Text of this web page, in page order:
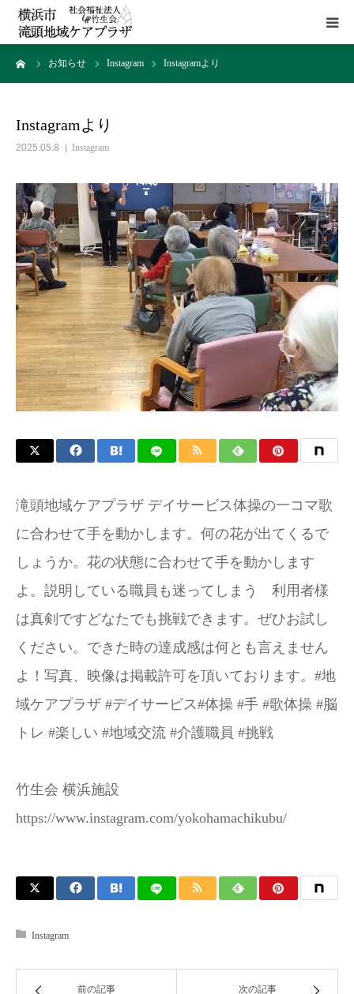
お知らせ Instagram Instagramより
Instagramより
2025.05.8 Instagram
滝頭地域ケアプラザ デイサービス体操の一コマ歌
に合わせて手を動かします。何の花が出てくるで
しょうか。花の状態に合わせて手を動かします
よ。説明している職員も迷ってしまう 利用者様
は真剣ですどなたでも挑戦できます。ぜひお試し
ください。できた時の達成感は何とも言えません
よ！写真、映像は掲載許可を頂いております。#地
域ケアプラザ #デイサービス#体操 #手 #歌体操 #脳
トレ #楽しい #地域交流 #介護職員 #挑戦
竹生会 横浜施設
https://www.instagram.com/yokohamachikubu/
Instagram
前の記事 次の記事
HOME
施設概要
貸室
アクセス
お問い合わせ